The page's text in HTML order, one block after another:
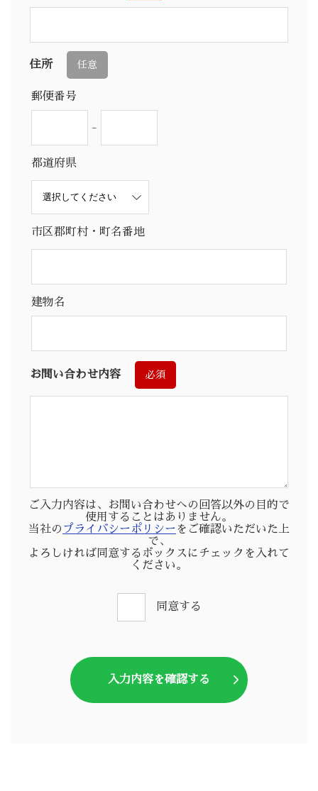
住所 任意
郵便番号
-
都道府県
市区郡町村・町名番地
建物名
お問い合わせ内容 必須
ご入力内容は、お問い合わせへの回答以外の目的で
使用することはありません。
当社の プライバシーポリシー をご確認いただいた上
で、
よろしければ同意するボックスにチェックを入れて
ください。
同意する